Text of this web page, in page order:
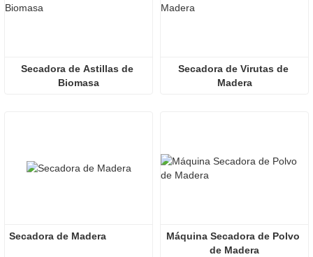
Secadora de Astillas de
Biomasa
Secadora de Virutas de
Madera
Secadora de Madera
Máquina Secadora de Polvo
de Madera